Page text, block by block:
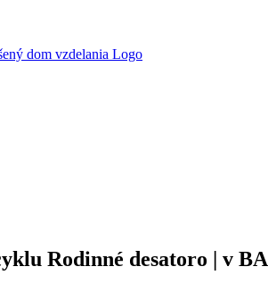
Rodinné desatoro | v BA